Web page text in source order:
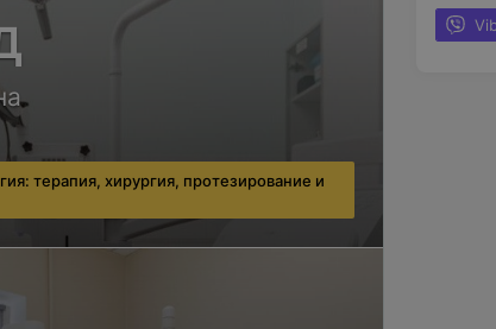
терапия, хирургия, протезирование и